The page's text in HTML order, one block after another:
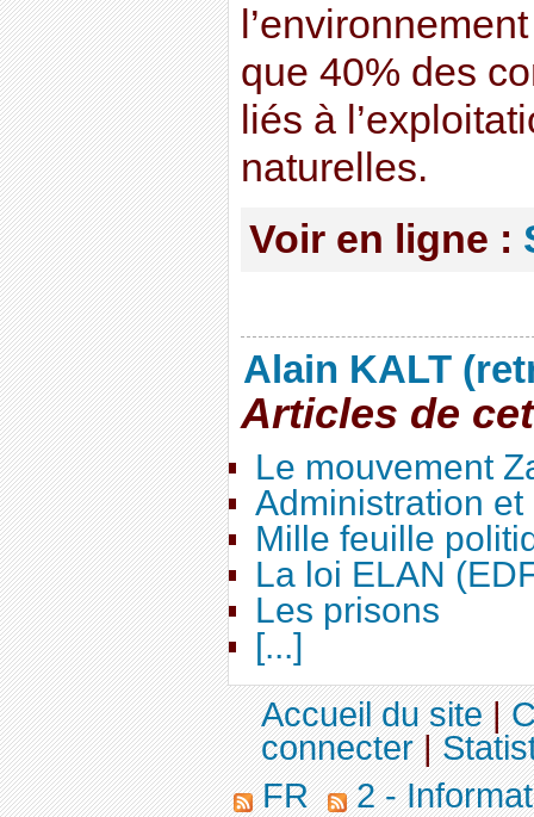
que 40% des
liés à
naturelles.
Voir en ligne :
Alain KALT
Articles de
Le mouvement
Administration
Mille feuille
La loi ELAN
Les prisons
[...]
Accueil du site|
connecter|
FR
2 -